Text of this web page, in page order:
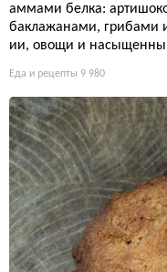
аммами белка:
баклажанами, грибами
ии, овощи и
Еда и рецепты 9 980